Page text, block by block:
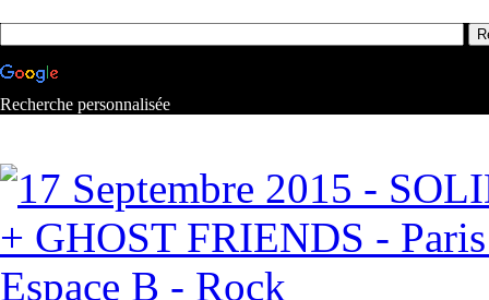
Recherche personnalisée